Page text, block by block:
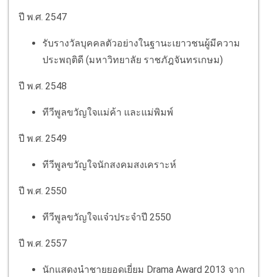
ปี พ.ศ. 2547
รับรางวัลบุคคลตัวอย่างในฐานะเยาวชนผู้มีความ
ประพฤติดี (มหาวิทยาลัย ราชภัฎจันทรเกษม)
ปี พ.ศ. 2548
ทีวีพูลขวัญใจแม่ค้า และแม่พิมพ์
ปี พ.ศ. 2549
ทีวีพูลขวัญใจนักสงคมสงเคราะห์
ปี พ.ศ. 2550
ทีวีพูลขวัญใจแจ๋วประจำปี 2550
ปี พ.ศ. 2557
นักแสดงนำชายยอดเยี่ยม Drama Award 2013 จาก